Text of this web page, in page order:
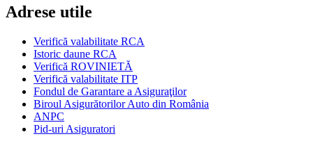
Adrese utile
Verifică valabilitate RCA
Istoric daune RCA
Verifică ROVINIETĂ
Verifică valabilitate ITP
Fondul de Garantare a Asiguraţilor
Biroul Asigurătorilor Auto din România
ANPC
Pid-uri Asiguratori